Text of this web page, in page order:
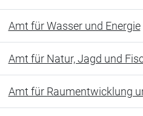
Amt für Wasser und Energie
Amt für Natur, Jagd und
Amt für Raumentwicklung